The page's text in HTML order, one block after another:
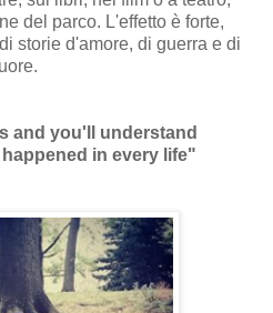
del parco. L'effetto è forte,
storie d'amore, di guerra e di
and you'll understand
in every life"